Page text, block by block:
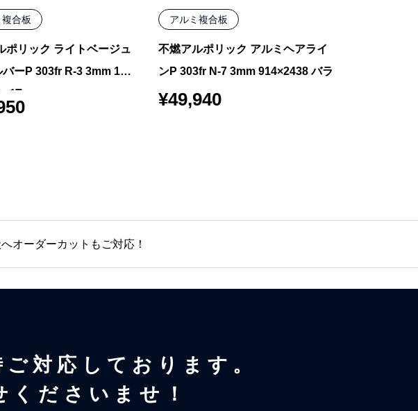
合板
ポリック ライトベージュ
バーP 303fr R-3 3mm 122
ラ
アルミ複合板
不燃アルポリック アルミヘアライ
ンP 303fr N-7 3mm 914×2438 バラ
¥49,940
オーダーカットもご対応！
対応しております。
ださいませ！